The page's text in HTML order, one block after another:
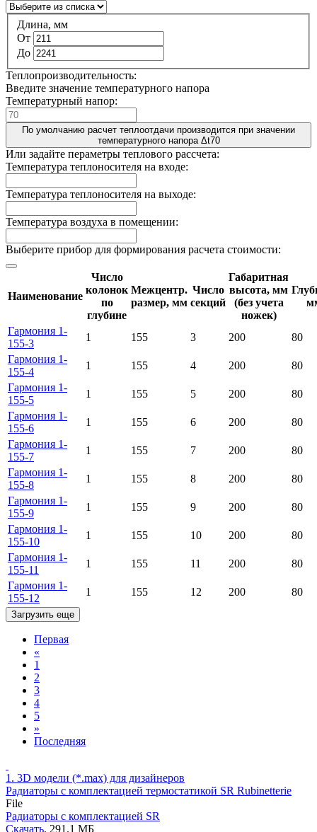
Длина, мм
От
До
Теплопроизводительность:
Введите значение температурного напора
Температурный напор:
По умолчанию расчет теплоотдачи производится при значении
температурного напора Δt70
Или задайте пераметры теплового рассчета:
Температура теплоносителя на входе:
Температура теплоносителя на выходе:
Температура воздуха в помещении:
Выберите прибор для формирования расчета стоимости:
Наименование
Число
колонок
по
глубине
Межцентр.
размер, мм
Число
секций
Габаритная
высота, мм
(без учета
ножек)
Гармония 1-
155-3
1 155 3 200
80
Гармония 1-
155-4
1 155 4 200
80
Гармония 1-
155-5
1 155 5 200
80
Гармония 1-
155-6
1 155 6 200
80
Гармония 1-
155-7
1 155 7 200
80
Гармония 1-
155-8
1 155 8 200
80
Гармония 1-
155-9
1 155 9 200
80
Гармония 1-
155-10
1 155 10 200
80
Гармония 1-
155-11
1 155 11 200
80
Гармония 1-
155-12
1 155 12 200 80
Загрузить еще
Первая
«
1
2
3
4
5
»
Последняя
1. 3D модели (*.max) для дизайнеров
Радиаторы с комплектацией термостатикой SR Rubinetterie
File
Радиаторы с комплектацией SR
Скачать, 291.1 MБ